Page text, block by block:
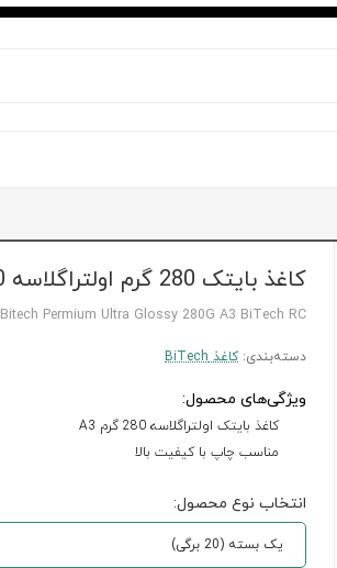
کاغذ بایتک 280 گرم اولتراگلاسه 20 برگی A3
Bitech Permium Ultra Glossy 280G A3 BiTech RC
دسته‌بندی:کاغذ BiTech
ویژگی‌های محصول:
کاغذ بایتک اولتراگلاسه 280 گرم A3
مناسب چاپ با کیفیت بالا
انتخاب نوع محصول:
یک بسته (20 برگی)